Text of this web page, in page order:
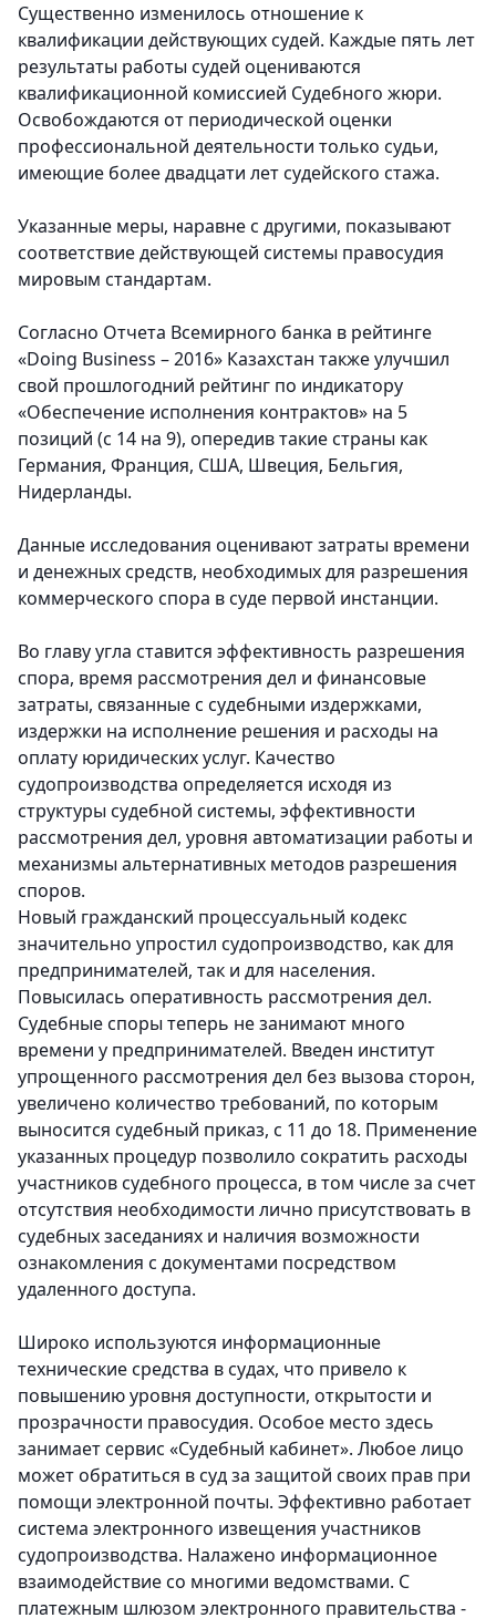
Существенно изменилось отношение к
квалификации действующих судей. Каждые пять лет
результаты работы судей оцениваются
квалификационной комиссией Судебного жюри.
Освобождаются от периодической оценки
профессиональной деятельности только судьи,
имеющие более двадцати лет судейского стажа.
Указанные меры, наравне с другими, показывают
соответствие действующей системы правосудия
мировым стандартам.
Согласно Отчета Всемирного банка в рейтинге
«Doing Business – 2016» Казахстан также улучшил
свой прошлогодний рейтинг по индикатору
«Обеспечение исполнения контрактов» на 5
позиций (с 14 на 9), опередив такие страны как
Германия, Франция, США, Швеция, Бельгия,
Нидерланды.
Данные исследования оценивают затраты времени
и денежных средств, необходимых для разрешения
коммерческого спора в суде первой инстанции.
Во главу угла ставится эффективность разрешения
спора, время рассмотрения дел и финансовые
затраты, связанные с судебными издержками,
издержки на исполнение решения и расходы на
оплату юридических услуг. Качество
судопроизводства определяется исходя из
структуры судебной системы, эффективности
рассмотрения дел, уровня автоматизации работы и
механизмы альтернативных методов разрешения
споров.
Новый гражданский процессуальный кодекс
значительно упростил судопроизводство, как для
предпринимателей, так и для населения.
Повысилась оперативность рассмотрения дел.
Судебные споры теперь не занимают много
времени у предпринимателей. Введен институт
упрощенного рассмотрения дел без вызова сторон,
увеличено количество требований, по которым
выносится судебный приказ, с 11 до 18. Применение
указанных процедур позволило сократить расходы
участников судебного процесса, в том числе за счет
отсутствия необходимости лично присутствовать в
судебных заседаниях и наличия возможности
ознакомления с документами посредством
удаленного доступа.
Широко используются информационные
технические средства в судах, что привело к
повышению уровня доступности, открытости и
прозрачности правосудия. Особое место здесь
занимает сервис «Судебный кабинет». Любое лицо
может обратиться в суд за защитой своих прав при
помощи электронной почты. Эффективно работает
система электронного извещения участников
судопроизводства. Налажено информационное
взаимодействие со многими ведомствами. С
платежным шлюзом электронного правительства -